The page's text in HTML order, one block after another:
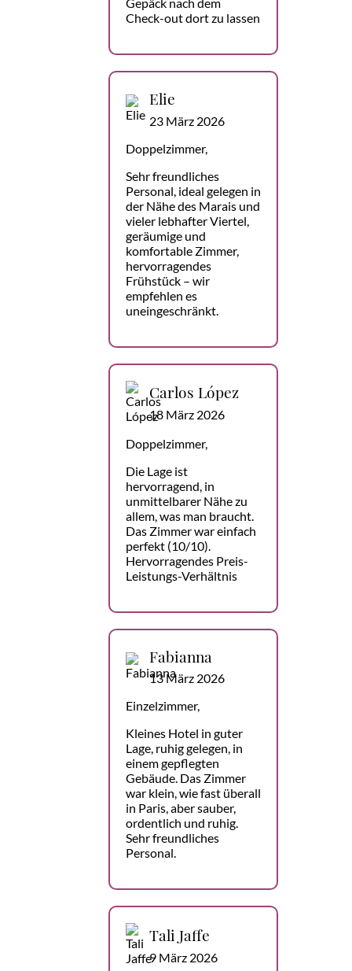
Check-out dort zu lassen
Elie
23 März 2026
Doppelzimmer,
Sehr freundliches
Personal, ideal gelegen in
der Nähe des Marais und
vieler lebhafter Viertel,
geräumige und
komfortable Zimmer,
hervorragendes
Frühstück – wir
empfehlen es
uneingeschränkt.
Carlos López
18 März 2026
Doppelzimmer,
Die Lage ist
hervorragend, in
unmittelbarer Nähe zu
allem, was man braucht.
Das Zimmer war einfach
perfekt (10/10).
Hervorragendes Preis-
Leistungs-Verhältnis
Fabianna
13 März 2026
Einzelzimmer,
Kleines Hotel in guter
Lage, ruhig gelegen, in
einem gepflegten
Gebäude. Das Zimmer
war klein, wie fast überall
in Paris, aber sauber,
ordentlich und ruhig.
Sehr freundliches
Personal.
Tali Jaffe
9 März 2026